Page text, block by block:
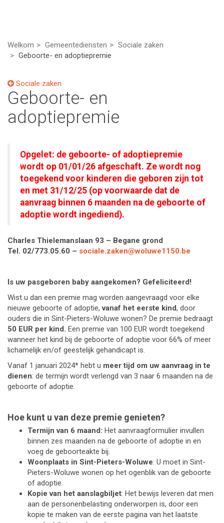
Welkom Gemeentediensten
Sociale zaken
Geboorte- en adoptiepremie
Sociale zaken
Geboorte- en
adoptiepremie
Opgelet: de geboorte- of adoptiepremie
wordt op 01/01/26 afgeschaft. Ze wordt nog
toegekend voor kinderen die geboren zijn tot
en met 31/12/25 (op voorwaarde dat de
aanvraag binnen 6 maanden na de geboorte of
adoptie wordt ingediend).
Charles Thielemanslaan 93 – Begane grond
Tel. 02/773.05.60 – sociale.zaken@woluwe1150.be
Is uw pasgeboren baby aangekomen? Gefeliciteerd!
Wist u dan een premie mag worden aangevraagd voor elke
nieuwe geboorte of adoptie,vanaf het eerste kind, door
ouders die in Sint-Pieters-Woluwe wonen? De premie bedraagt
50 EUR per kind. Een premie van 100 EUR wordt toegekend
wanneer het kind bij de geboorte of adoptie voor 66% of meer
lichamelijk en/of geestelijk gehandicapt is.
Vanaf 1 januari 2024* hebt u meer tijd om uw aanvraag in te
dienen: de termijn wordt verlengd van 3 naar 6 maanden na de
geboorte of adoptie.
Hoe kunt u van deze premie genieten?
Termijn van 6 maand: Het aanvraagformulier invullen
binnen zes maanden na de geboorte of adoptie in en
voeg de geboorteakte bij.
Woonplaats in Sint-Pieters-Woluwe: U moet in Sint-
Pieters-Woluwe wonen op het ogenblik van de geboorte
of adoptie.
Kopie van het aanslagbiljet: Het bewijs leveren dat men
aan de personenbelasting onderworpen is, door een
kopie te maken van de eerste pagina van het laatste